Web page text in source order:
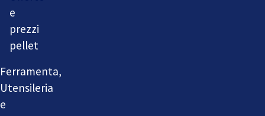
e
prezzi
pellet
Ferramenta,
Utensileria
e